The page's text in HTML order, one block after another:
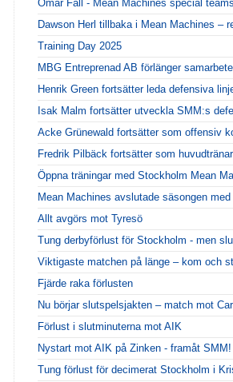
Omar Fall - Mean Machines special
Dawson Herl tillbaka i Mean Machines –
Training Day 2025
MBG Entreprenad AB förlänger
Henrik Green fortsätter leda defensiva
Isak Malm fortsätter utveckla SMM:s
Acke Grünewald fortsätter som offensiv
Fredrik Pilbäck fortsätter som
Öppna träningar med Stockholm Mean
Mean Machines avslutade säsongen
Allt avgörs mot Tyresö
Tung derbyförlust för Stockholm - men
Viktigaste matchen på länge – kom och
Fjärde raka förlusten
Nu börjar slutspelsjakten – match mot
Förlust i slutminuterna mot AIK
Nystart mot AIK på Zinken - framåt SMM!
Tung förlust för decimerat Stockholm i